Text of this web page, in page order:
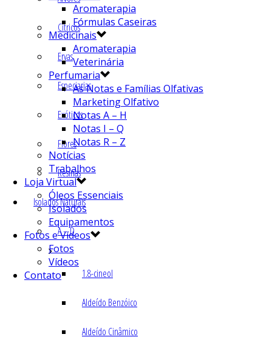
Cítricos
Ervas
Especiarias
Exóticos
Flores
Resinas
Isolados Naturais
A – D
1.8-cineol
Aldeído Benzóico
Aldeído Cinâmico
Aromaterapia
Fórmulas Caseiras
Medicinais
Aromaterapia
Veterinária
Perfumaria
As Notas e Famílias Olfativas
Marketing Olfativo
Notas A – H
Notas I – Q
Notas R – Z
Notícias
Trabalhos
Loja Virtual
Óleos Essenciais
Isolados
Equipamentos
Fotos e Vídeos
Fotos
Vídeos
Contato